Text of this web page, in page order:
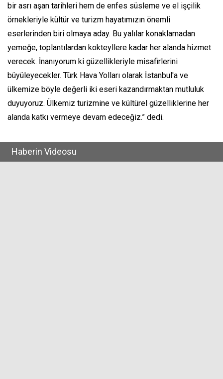
bir asrı aşan tarihleri hem de enfes süsleme ve el işçilik
örnekleriyle kültür ve turizm hayatımızın önemli
eserlerinden biri olmaya aday. Bu yalılar konaklamadan
yemeğe, toplantılardan kokteyllere kadar her alanda hizmet
verecek. İnanıyorum ki güzellikleriyle misafirlerini
büyüleyecekler. Türk Hava Yolları olarak İstanbul'a ve
ülkemize böyle değerli iki eseri kazandırmaktan mutluluk
duyuyoruz. Ülkemiz turizmine ve kültürel güzelliklerine her
alanda katkı vermeye devam edeceğiz.” dedi.
Haberin Videosu